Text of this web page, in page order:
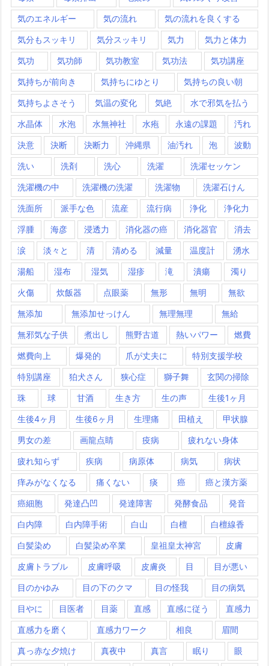
気のエネルギー 気の流れ 気の流れを良くする
気分もスッキリ 気分スッキリ 気力 気力と体力
気功 気功師 気功教室 気功法 気功講座
気持ちが前向き 気持ちにゆとり 気持ちの良い朝
気持ちよさそう 気温の変化 気絶 水で邪気を払う
水晶体 水泡 水無神社 水疱 永遠の課題 汚れ
決意 決断 決断力 沖縄県 油汚れ 泡 波動
洗い 洗剤 洗心 洗濯 洗濯セッケン
洗濯機の中 洗濯機の洗濯 洗濯物 洗濯石けん
洗面所 派手な色 流産 流行病 浄化 浄化力
浮腫 海彦 浸透力 消化器の癌 消化器官 消去
涙 淡々と 清 清める 減量 温度計 湧水
湯船 湿布 湿気 湿疹 滝 潰瘍 濁り
火傷 炊飯器 点眼薬 無形 無明 無欲
無添加 無添加せっけん 無理無理 無給
無邪気な子供 煮出し 熊野古道 熱いパワー 燃費
燃費向上 爆発的 爪が丈夫に 特別支援学校
特別講座 狛犬さん 狭心症 獅子舞 玄関の掃除
珠 球 甘酒 生き方 生の声 生後1ヶ月
生後4ヶ月 生後6ヶ月 生理痛 田植え 甲状腺
男女の差 画龍点睛 疫病 疲れない身体
疲れ知らず 疾病 病原体 病気 病状
痒みがなくなる 痛くない 痰 癌 癌と漢方薬
癌細胞 発達凸凹 発達障害 発酵食品 発音
白内障 白内障手術 白山 白檀 白檀線香
白髪染め 白髪染め卒業 皇祖皇太神宮 皮膚
皮膚トラブル 皮膚呼吸 皮膚炎 目 目が悪い
目のかゆみ 目の下のクマ 目の怪我 目の病気
目やに 目医者 目薬 直感 直感に従う 直感力
直感力を磨く 直感力ワーク 相良 眉間
真っ赤な夕焼け 真夜中 真言 眠り 眼